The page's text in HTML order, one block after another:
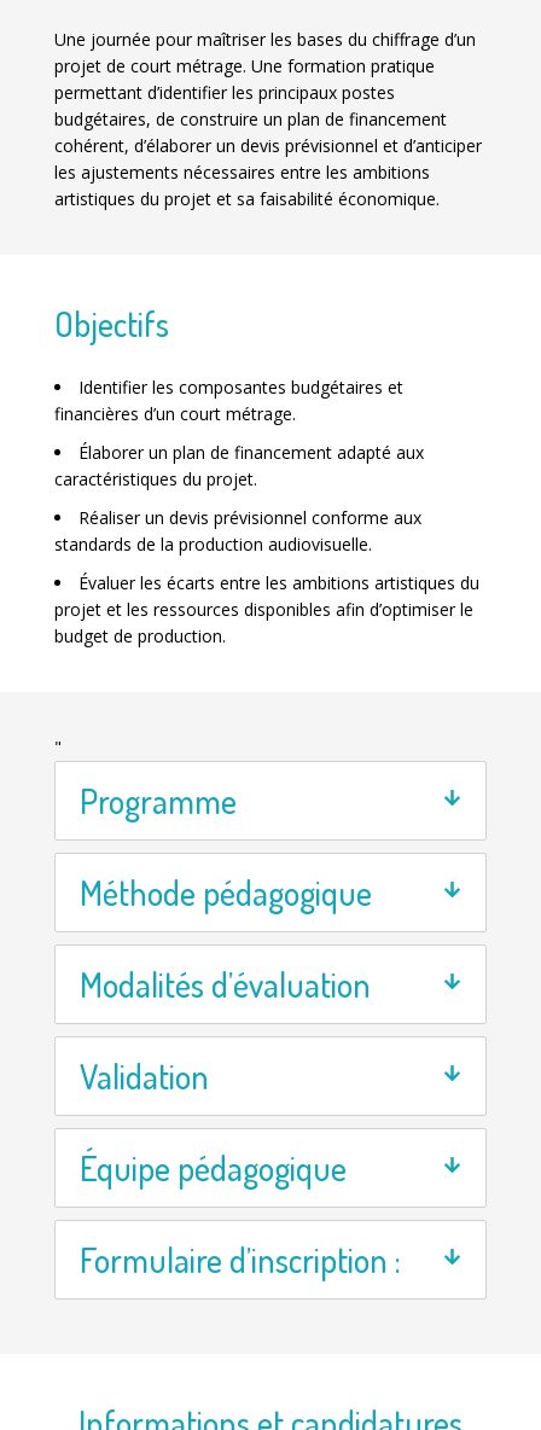
Une journée pour maîtriser les bases du chiffrage d’un
projet de court métrage. Une formation pratique
permettant d’identifier les principaux postes
budgétaires, de construire un plan de financement
cohérent, d’élaborer un devis prévisionnel et d’anticiper
les ajustements nécessaires entre les ambitions
artistiques du projet et sa faisabilité économique.
Objectifs
Identifier les composantes budgétaires et
financières d’un court métrage.
Élaborer un plan de financement adapté aux
caractéristiques du projet.
Réaliser un devis prévisionnel conforme aux
standards de la production audiovisuelle.
Évaluer les écarts entre les ambitions artistiques du
projet et les ressources disponibles afin d’optimiser le
budget de production.
"
Programme
Méthode pédagogique
Modalités d’évaluation
Validation
Équipe pédagogique
Formulaire d’inscription :